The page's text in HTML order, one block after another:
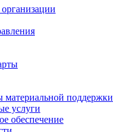
поддержки
услуги
обеспечение